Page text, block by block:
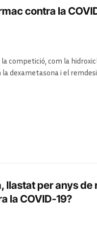
contra la
competició, com la
dexametasona i el
llastat per anys
la COVID-19?